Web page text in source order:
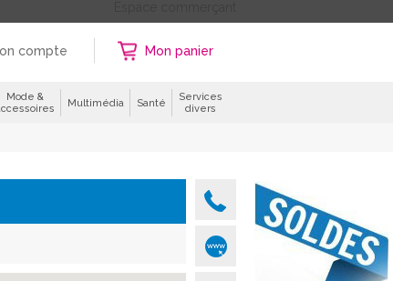
compte Mon panier
Mode &
Multimédia Santé
Services
divers